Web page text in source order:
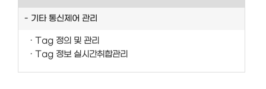
기타 통신제어 관리
Tag 정의 및 관리
Tag 정보 실시간취합관리